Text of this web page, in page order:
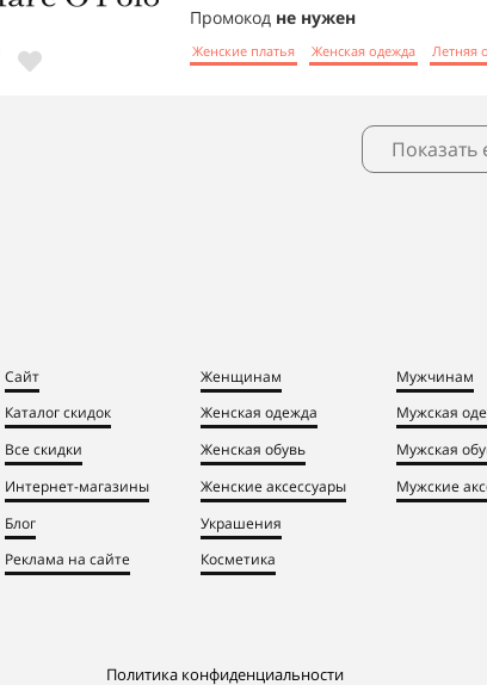
Промокод не нужен
Женские платья Женская одежда Летняя
Показать
Сайт
Каталог скидок
Все скидки
Интернет-магазины
Блог
Реклама на сайте
Женщинам
Женская одежда
Женская обувь
Женские аксессуары
Украшения
Косметика
Мужчинам
Мужская
Мужская
Мужские
Политика конфиденциальности